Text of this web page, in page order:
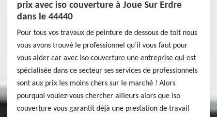
prix avec iso couverture à Joue Sur Erdre
dans le 44440
Pour tous vos travaux de peinture de dessous de toit nous
vous avons trouvé le professionnel qu’il vous faut pour
vous aider car avec iso couverture une entreprise qui est
spécialisée dans ce secteur ses services de professionnels
sont aux prix les moins chers sur le marché ! Alors
pourquoi voulez-vous chercher ailleurs alors que iso
couverture vous garantit déjà une prestation de travail